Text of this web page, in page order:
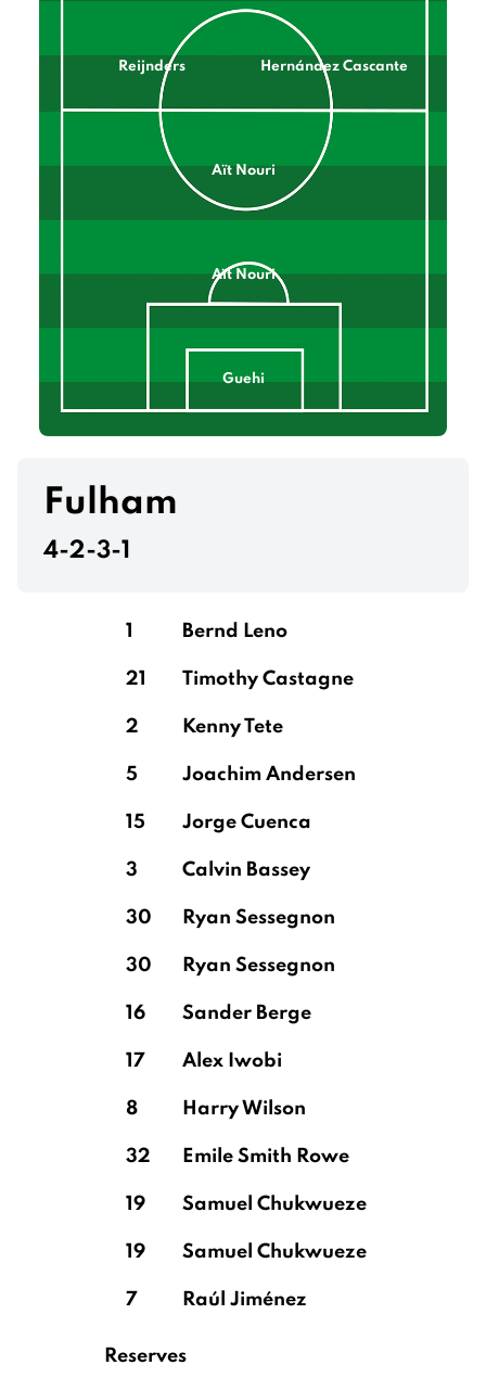
Reijnders Hernández Cascante
Aït Nouri
Aït Nouri
Guehi
Nunes
Fulham
4-2-3-1
1 Bernd Leno
21 Timothy Castagne
2 Kenny Tete
5 Joachim Andersen
15 Jorge Cuenca
3 Calvin Bassey
30 Ryan Sessegnon
30 Ryan Sessegnon
16 Sander Berge
17 Alex Iwobi
8 Harry Wilson
32 Emile Smith Rowe
19 Samuel Chukwueze
19 Samuel Chukwueze
7 Raúl Jiménez
Reserves